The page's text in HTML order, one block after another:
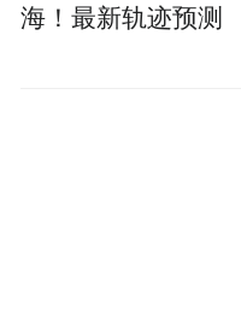
海！最新轨迹预测